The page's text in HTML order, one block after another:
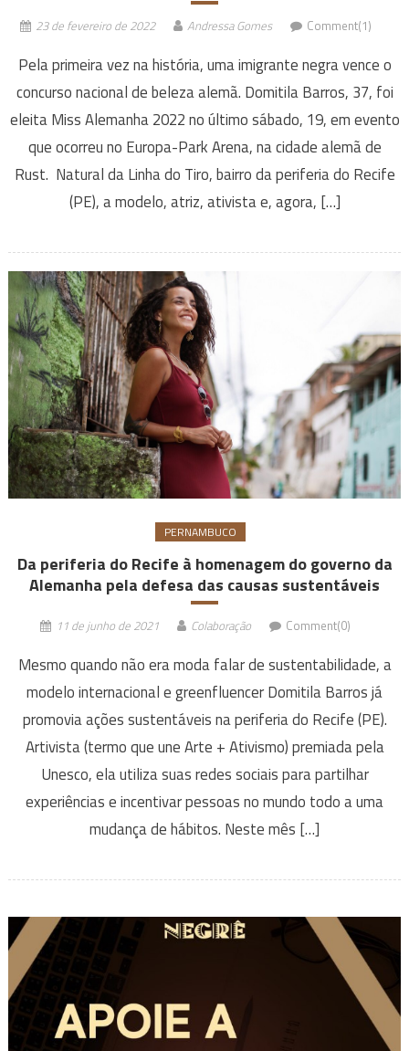
23 de fevereiro de 2022 Andressa Gomes Comment(1)
Pela primeira vez na história, uma imigrante negra vence o
concurso nacional de beleza alemã. Domitila Barros, 37, foi
eleita Miss Alemanha 2022 no último sábado, 19, em evento
que ocorreu no Europa-Park Arena, na cidade alemã de
Rust. Natural da Linha do Tiro, bairro da periferia do Recife
(PE), a modelo, atriz, ativista e, agora, […]
PERNAMBUCO
Da periferia do Recife à homenagem do governo da
Alemanha pela defesa das causas sustentáveis
11 de junho de 2021 Colaboração Comment(0)
Mesmo quando não era moda falar de sustentabilidade, a
modelo internacional e greenfluencer Domitila Barros já
promovia ações sustentáveis na periferia do Recife (PE).
Artivista (termo que une Arte + Ativismo) premiada pela
Unesco, ela utiliza suas redes sociais para partilhar
experiências e incentivar pessoas no mundo todo a uma
mudança de hábitos. Neste mês […]